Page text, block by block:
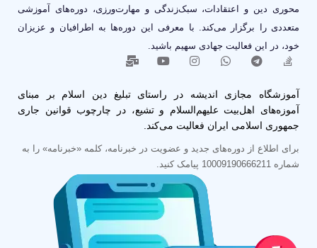
محوری دین و اعتقادات، سبک‌زندگی و مهارت‌ورزی، دوره‌های آموزشی
متعددی را برگزار می‌کند. با معرفی این دوره‌ها به اطرافیان و عزیزان
خود، در این فعالیت جهادی سهیم باشید.
آموزشگاه مجازی اندیشه در راستای تبلیغ دین اسلام بر مبنای
آموزه‌های اهل‌بیت علیهم‌السلام و تشیع، در چارچوب قوانین جاری
جمهوری اسلامی ایران فعالیت می‌کند.
برای اطلاع از دوره‌های جدید و عضویت در خبرنامه، کلمه «خبرنامه» را به
شماره 10009190666211 پیامک کنید.